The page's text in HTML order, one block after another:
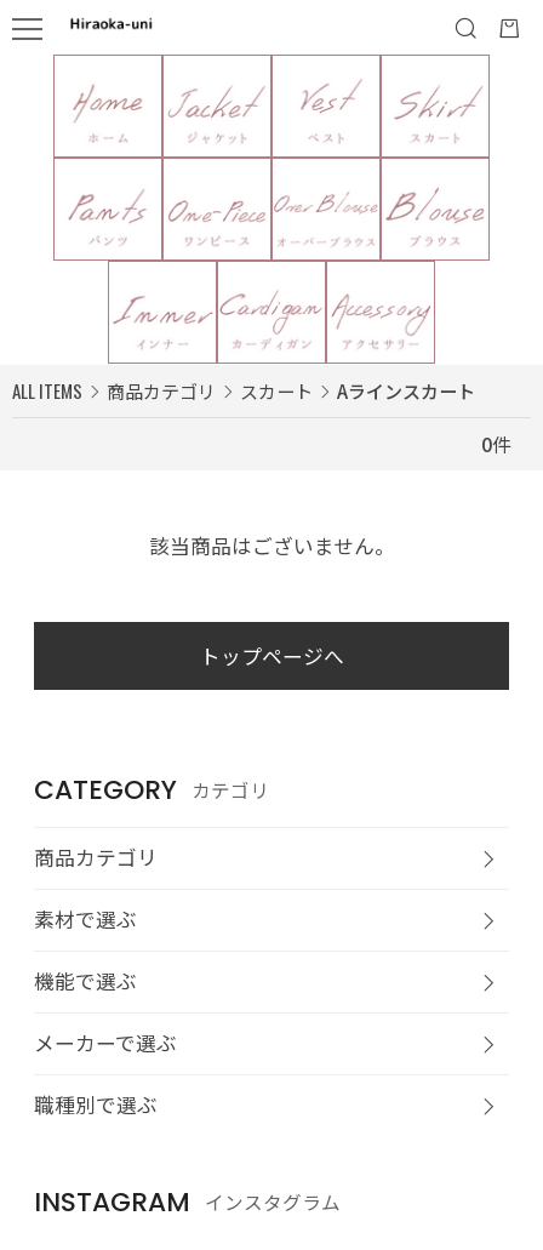
CATEGORY カテゴリ
商品カテゴリ
素材で選ぶ
機能で選ぶ
メーカーで選ぶ
職種別で選ぶ
INSTAGRAM インスタグラム
ALL ITEMS 商品カテゴリ スカート Aラインスカート
0件
該当商品はございません。
トップページへ